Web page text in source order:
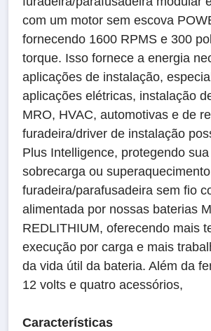
com um motor sem escova
fornecendo 1600 RPMS e 300
torque. Isso fornece a energia
aplicações de instalação,
aplicações elétricas, instalação
MRO, HVAC, automotivas e de
furadeira/driver de instalação
Plus Intelligence, protegendo
sobrecarga ou
furadeira/parafusadeira sem fio
alimentada por nossas baterias
REDLITHIUM, oferecendo mais
execução por carga e mais
da vida útil da bateria. Além da
12 volts e quatro acessórios,
Características